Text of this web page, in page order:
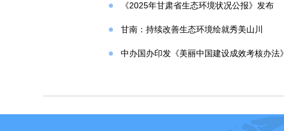
《2025年甘肃省生态环境状况公报》发布
甘南：持续改善生态环境绘就秀美山川
中办国办印发《美丽中国建设成效考核办法》